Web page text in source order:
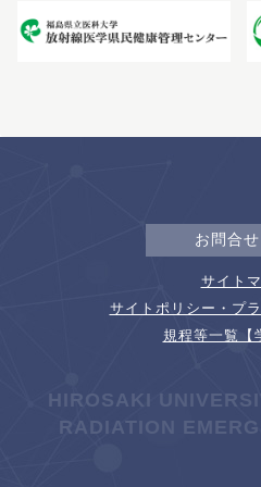
お問合せ
サイト
サイトポリシー・プ
規程等一覧【
HIROSAKI
RADIATION